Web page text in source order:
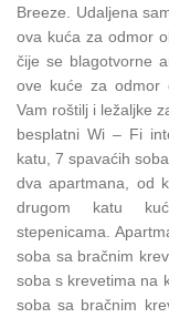
Breeze. Udaljena
ova kuća za odmor
čije se blagotvorne
ove kuće za odmor
Vam roštilj i ležaljke
besplatni Wi – Fi
katu, 7 spavaćih
dva apartmana, od
drugom katu
stepenicama.
soba sa bračnim
soba s krevetima na
soba sa bračnim